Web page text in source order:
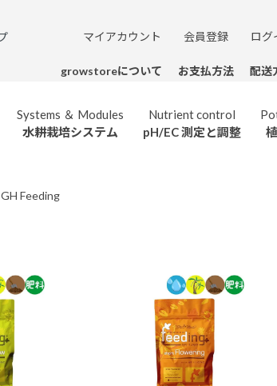
マイアカウント
会員登録 ログ
growstoreについて お支払方法 配送
バイオビズ
Advanced Hydro
アドバンスドハイドロ
Systems ＆ Modules
水耕栽培システム
Nutrient control
pH/EC 測定と調整
Plant Support
プラントサポート
GH Feeding